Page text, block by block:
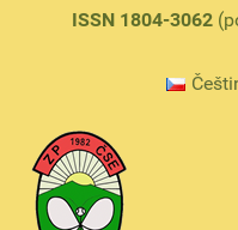
ISSN 1804-3062